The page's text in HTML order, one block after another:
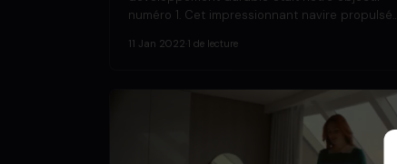
numéro 1. Cet impressionnant navire propulsé…
11 Jan 2022 1 de lecture